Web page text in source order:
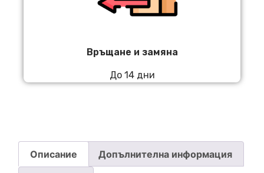
Връщане и замяна
До 14 дни
Описание Допълнителна информация